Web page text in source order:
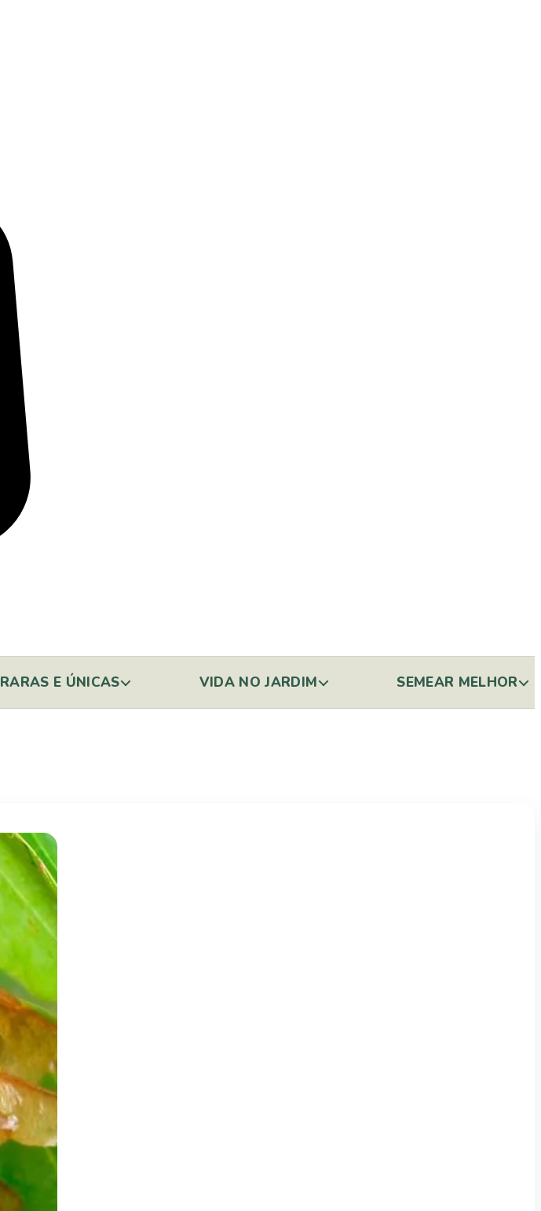
RARAS E ÚNICAS VIDA NO JARDIM SEMEAR MELHOR